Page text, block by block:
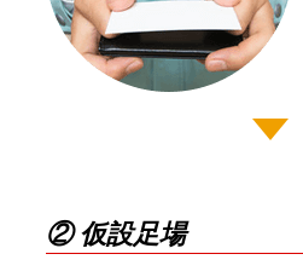
② 仮設足場